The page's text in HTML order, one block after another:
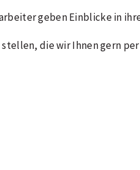
geben Einblicke in
die wir Ihnen gern